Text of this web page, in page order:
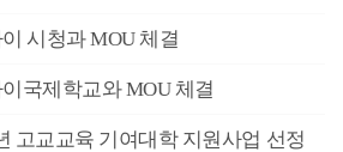
시청과 MOU 체결
국제학교와 MOU 체결
고교교육 기여대학 지원사업 선정